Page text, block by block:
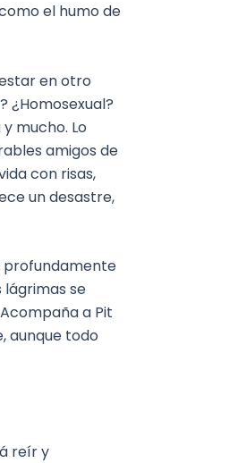
el humo de
en otro
¿Homosexual?
mucho. Lo
amigos de
con risas,
un desastre,
profundamente
lágrimas se
a Pit
aunque todo
reír y